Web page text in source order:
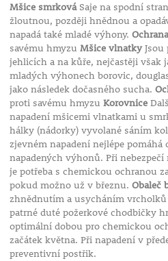
Mšice smrkováSaje na spodní
žloutnou, později hnědnou a
napadá také mladé výhony.
savému hmyzu Mšice vlnatkyJsou
jehlicích a na kůře, nejčastěji však
mladých výhonech borovic,
jako následek dočasného sucha.
proti savému hmyzu Korovnice
napadení mšicemi vlnatkami u
hálky (nádorky) vyvolané sáním
zjevném napadení nejlépe pomáhá
napadených výhonů. Při
je potřeba s chemickou ochranou
pokud možno už v březnu. Obaleč
zhnědnutím a usycháním
patrné duté požerkové chodbičky
optimální dobou pro chemickou
začátek května. Při napadení v
preventivní postřik.